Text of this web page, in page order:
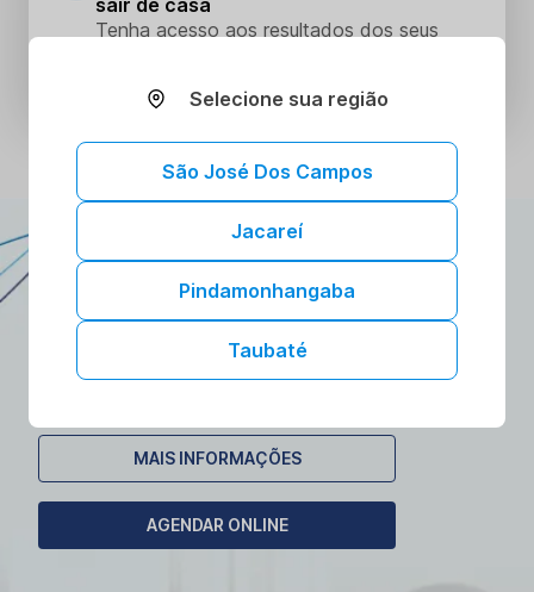
sair de casa
Tenha acesso aos resultados dos seus
ATENDIMENTO DOMICILIAR
A gente vai até você!
Toda a confiança e segurança dos nossos
laboratórios no conforto da sua casa.
MAIS INFORMAÇÕES
AGENDAR ONLINE
Selecione sua região
São José Dos Campos
Jacareí
Pindamonhangaba
Taubaté